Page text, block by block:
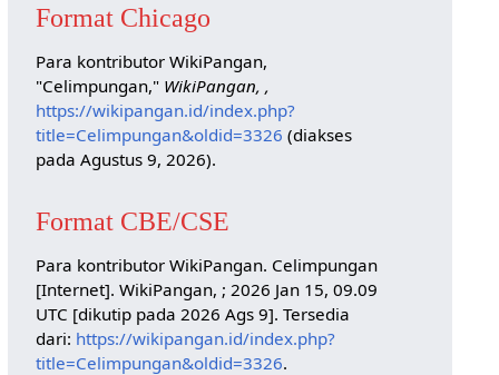
Format Chicago
Para kontributor WikiPangan,
"Celimpungan," WikiPangan, ,
https://wikipangan.id/index.php?
title=Celimpungan&oldid=3326 (diakses
pada Agustus 9, 2026).
Format CBE/CSE
Para kontributor WikiPangan. Celimpungan
[Internet]. WikiPangan, ; 2026 Jan 15, 09.09
UTC [dikutip pada 2026 Ags 9]. Tersedia
dari: https://wikipangan.id/index.php?
title=Celimpungan&oldid=3326.